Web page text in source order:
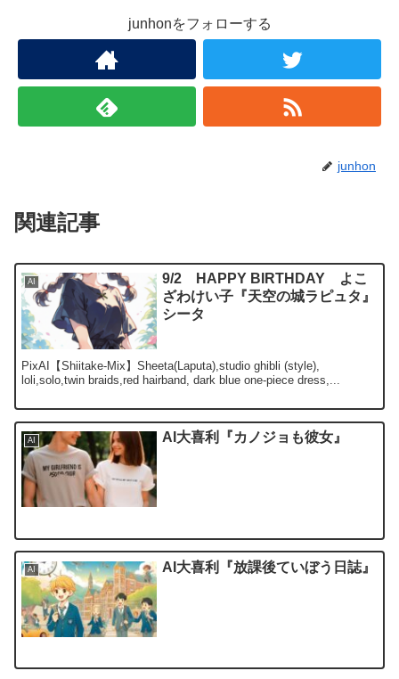
junhonをフォローする
junhon
関連記事
AI
9/2 HAPPY BIRTHDAY よこ
ざわけい子『天空の城ラピュタ』
シータ
PixAI【Shiitake-Mix】Sheeta(Laputa),studio ghibli (style),
loli,solo,twin braids,red hairband, dark blue one-piece dress,...
AI AI大喜利『カノジョも彼女』
AI AI大喜利『放課後ていぼう日誌』